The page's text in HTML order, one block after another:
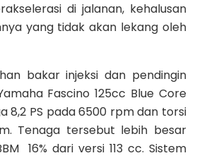
di jalanan, kehalusan
yang tidak akan lekang oleh
bakar injeksi dan pendingin
Fascino 125cc Blue Core
8,2 PS pada 6500 rpm dan torsi
Tenaga tersebut lebih besar
16% dari versi 113 cc. Sistem